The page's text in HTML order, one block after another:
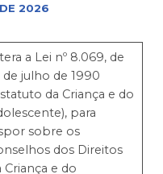
2026
a Lei nº 8.069, de
de julho de 1990
da Criança e do
para
sobre os
dos Direitos
Criança e do